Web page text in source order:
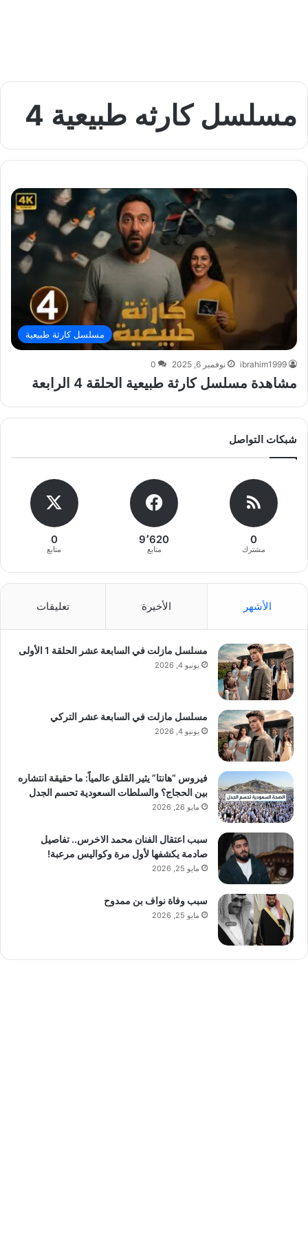
مسلسل كارثه طبيعية 4
مسلسل كارثة طبيعية
ibrahim1999 نوفمبر 6, 2025 0
مشاهدة مسلسل كارثة طبيعية الحلقة 4 الرابعة
شبكات التواصل
0
مشترك
9٬620
متابع
0
متابع
الأشهر الأخيرة تعليقات
مسلسل مازلت في السابعة عشر الحلقة 1 الأولى
يونيو 4, 2026
مسلسل مازلت في السابعة عشر التركي
يونيو 4, 2026
فيروس “هانتا” يثير القلق عالمياً: ما حقيقة انتشاره
بين الحجاج؟ والسلطات السعودية تحسم الجدل
مايو 26, 2026
سبب اعتقال الفنان محمد الاخرس.. تفاصيل
صادمة يكشفها لأول مرة وكواليس مرعبة!
مايو 25, 2026
سبب وفاة نواف بن ممدوح
مايو 25, 2026